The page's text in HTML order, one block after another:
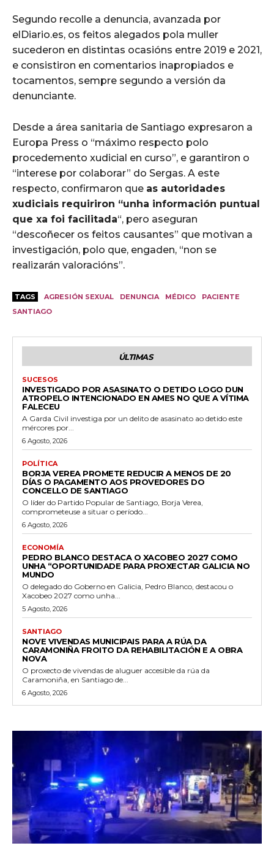
Segundo recolle a denuncia, avanzada por
elDiario.es, os feitos alegados pola muller
sucederon en distintas ocasións entre 2019 e 2021,
e consistiron en comentarios inapropiados e
tocamentos, sempre segundo a versión da
denunciante.
Desde a área sanitaria de Santiago expresaron a
Europa Press o “máximo respecto polo
procedemento xudicial en curso”, e garantiron o
“interese por colaborar” do Sergas. A este
respecto, confirmaron que as autoridades
xudiciais requiriron “unha información puntual
que xa foi facilitada“, pero aseguran
“descoñecer os feitos causantes” que motivan a
investigación, polo que, engaden, “non se
realizarán valoracións”.
TAGS AGRESIÓN SEXUAL DENUNCIA MÉDICO
PACIENTE
SANTIAGO
ÚLTIMAS
SUCESOS
INVESTIGADO POR ASASINATO O DETIDO LOGO DUN
ATROPELO INTENCIONADO EN AMES NO QUE A VÍTIMA
FALECEU
A Garda Civil investiga por un delito de asasinato ao detido este
mércores por...
6 Agosto, 2026
POLÍTICA
BORJA VEREA PROMETE REDUCIR A MENOS DE 20
DÍAS O PAGAMENTO AOS PROVEDORES DO
CONCELLO DE SANTIAGO
O líder do Partido Popular de Santiago, Borja Verea,
comprometeuse a situar o período...
6 Agosto, 2026
ECONOMÍA
PEDRO BLANCO DESTACA O XACOBEO 2027 COMO
UNHA “OPORTUNIDADE PARA PROXECTAR GALICIA NO
MUNDO
O delegado do Goberno en Galicia, Pedro Blanco, destacou o
Xacobeo 2027 como unha...
5 Agosto, 2026
SANTIAGO
NOVE VIVENDAS MUNICIPAIS PARA A RÚA DA
CARAMONIÑA FROITO DA REHABILITACIÓN E A OBRA
NOVA
O proxecto de vivendas de aluguer accesible da rúa da
Caramoniña, en Santiago de...
6 Agosto, 2026